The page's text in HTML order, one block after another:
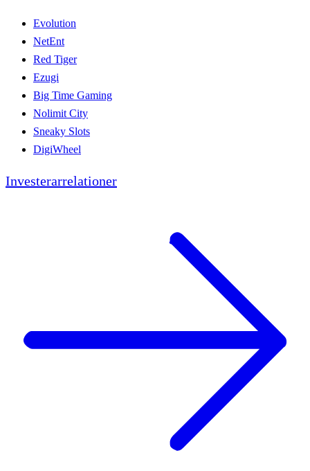
Evolution
NetEnt
Red Tiger
Ezugi
Big Time Gaming
Nolimit City
Sneaky Slots
DigiWheel
Investerarrelationer